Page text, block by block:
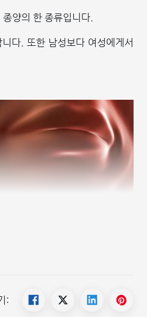
양의 한 종류입니다.
다. 또한 남성보다 여성에게서
: